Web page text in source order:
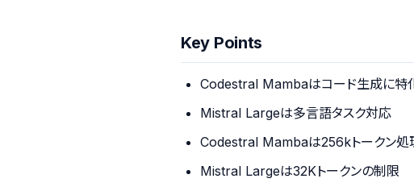
Key Points
Codestral Mambaはコード生成に特
Mistral Largeは多言語タスク対応
Codestral Mambaは256kトークン処
Mistral Largeは32Kトークンの制限